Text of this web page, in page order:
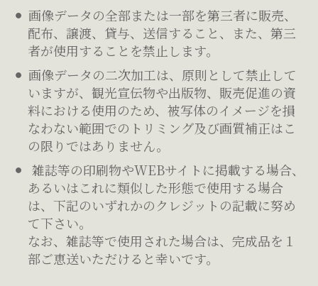
画像データの全部または一部を第三者に販売、
配布、譲渡、貸与、送信すること、また、第三
者が使用することを禁止します。
画像データの二次加工は、原則として禁止して
いますが、観光宣伝物や出版物、販売促進の資
料における使用のため、被写体のイメージを損
なわない範囲でのトリミング及び画質補正はこ
の限りではありません。
雑誌等の印刷物やWEBサイトに掲載する場合、
あるいはこれに類似した形態で使用する場合
は、下記のいずれかのクレジットの記載に努め
て下さい。
なお、雑誌等で使用された場合は、完成品を１
部ご恵送いただけると幸いです。